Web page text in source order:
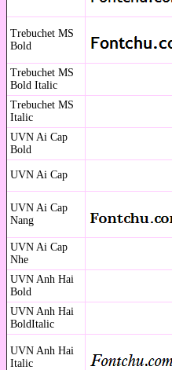
Trebuchet MS
Bold
Trebuchet MS
Bold Italic
Trebuchet MS
Italic
UVN Ai Cap
Bold
UVN Ai Cap
UVN Ai Cap
Nang
UVN Ai Cap
Nhe
UVN Anh Hai
Bold
UVN Anh Hai
BoldItalic
UVN Anh Hai
Italic